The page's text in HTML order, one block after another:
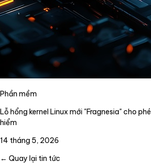
Phần mềm
Lỗ hổng kernel Linux mới "Fragnesia" cho
hiểm
14 tháng 5, 2026
← Quay lại tin tức